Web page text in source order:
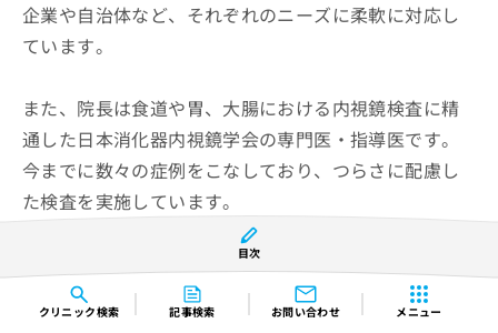
クリニック検索 記事検索 お問い合わせ メニュー
企業や自治体など、それぞれのニーズに柔軟に対応し
ています。
また、院長は食道や胃、大腸における内視鏡検査に精
通した日本消化器内視鏡学会の専門医・指導医です。
今までに数々の症例をこなしており、つらさに配慮し
た検査を実施しています。
消化管に不調を感じる方や、がんのリスクが気になる
方は健康診断のオプションとして追加可能です。
目次